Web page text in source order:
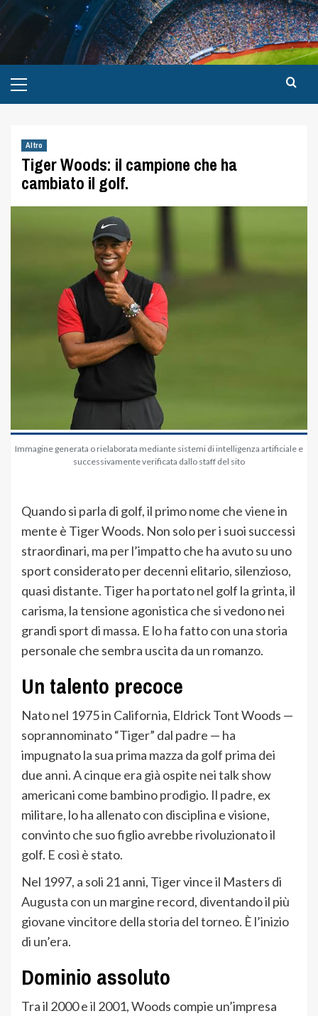
Altro
Tiger Woods: il campione che ha
cambiato il golf.
Immagine generata o rielaborata mediante sistemi di intelligenza artificiale e
successivamente verificata dallo staff del sito
Quando si parla di golf, il primo nome che viene in
mente è Tiger Woods. Non solo per i suoi successi
straordinari, ma per l’impatto che ha avuto su uno
sport considerato per decenni elitario, silenzioso,
quasi distante. Tiger ha portato nel golf la grinta, il
carisma, la tensione agonistica che si vedono nei
grandi sport di massa. E lo ha fatto con una storia
personale che sembra uscita da un romanzo.
Un talento precoce
Nato nel 1975 in California, Eldrick Tont Woods —
soprannominato “Tiger” dal padre — ha
impugnato la sua prima mazza da golf prima dei
due anni. A cinque era già ospite nei talk show
americani come bambino prodigio. Il padre, ex
militare, lo ha allenato con disciplina e visione,
convinto che suo figlio avrebbe rivoluzionato il
golf. E così è stato.
Nel 1997, a soli 21 anni, Tiger vince il Masters di
Augusta con un margine record, diventando il più
giovane vincitore della storia del torneo. È l’inizio
di un’era.
Dominio assoluto
Tra il 2000 e il 2001, Woods compie un’impresa